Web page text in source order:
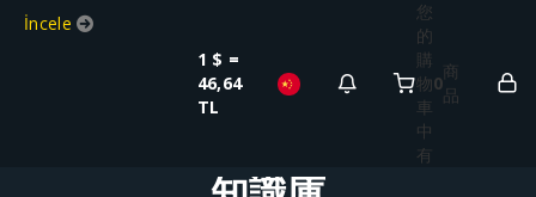
İncele
1 $ =
46,64
TL
您
的
購
物
車
中
有
0
商
品